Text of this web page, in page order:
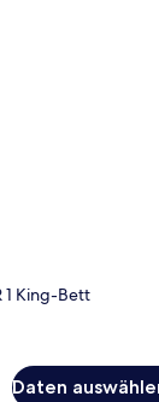
1 King-Bett
Daten